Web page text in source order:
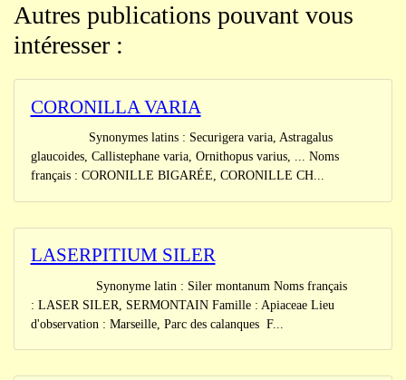
Autres publications pouvant vous
intéresser :
CORONILLA VARIA
Synonymes latins : Securigera varia, Astragalus
glaucoides, Callistephane varia, Ornithopus varius, ... Noms
français : CORONILLE BIGARÉE, CORONILLE CH...
LASERPITIUM SILER
Synonyme latin : Siler montanum Noms français
: LASER SILER, SERMONTAIN Famille : Apiaceae Lieu
d'observation : Marseille, Parc des calanques F...